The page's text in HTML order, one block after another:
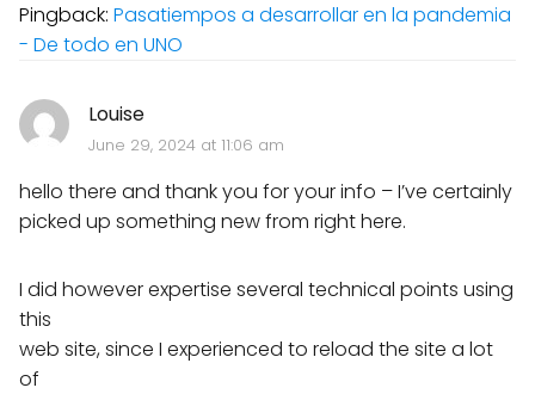
Pingback: Pasatiempos a desarrollar en la pandemia
- De todo en UNO
Louise
June 29, 2024 at 11:06 am
hello there and thank you for your info – I’ve certainly
picked up something new from right here.
I did however expertise several technical points using
this
web site, since I experienced to reload the site a lot
of